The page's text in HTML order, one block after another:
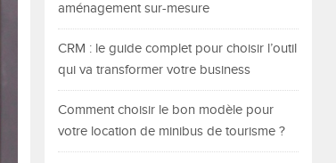
aménagement sur-mesure
CRM : le guide complet pour choisir l’outil
qui va transformer votre business
Comment choisir le bon modèle pour
votre location de minibus de tourisme ?